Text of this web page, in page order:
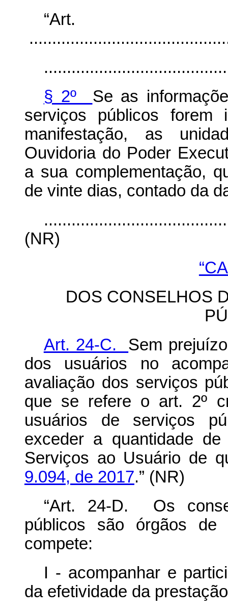
§ 2º Se as
serviços públicos forem
manifestação, as
Ouvidoria do Poder
a sua complementação,
de vinte dias, contado da
(NR)
DOS CONSELHOS
Art. 24-C. Sem
dos usuários no
avaliação dos serviços
que se refere o art. 2º
usuários de serviços
exceder a quantidade
Serviços ao Usuário de
9.094, de 2017.” (NR)
“Art. 24-D. Os
públicos são órgãos de
compete:
I - acompanhar e
da efetividade da